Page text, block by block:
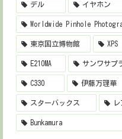
デル イヤホン
Worldwide Pinhole
東京国立博物館 XPS
E210MA サンワサプ
C330 伊藤万理華
スターバックス
Bunkamura